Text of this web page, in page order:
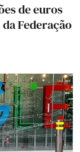
de euros
Federação